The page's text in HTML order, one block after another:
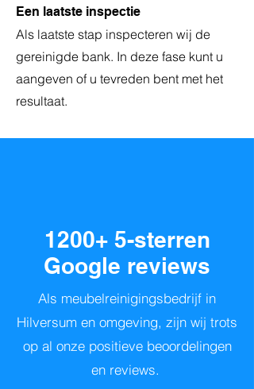
Een laatste inspectie
Als laatste stap inspecteren wij de
gereinigde bank. In deze fase kunt u
aangeven of u tevreden bent met het
resultaat.
1200+ 5-sterren
Google reviews
Als meubelreinigingsbedrijf in
Hilversum en omgeving, zijn wij trots
op al onze positieve beoordelingen
en reviews.